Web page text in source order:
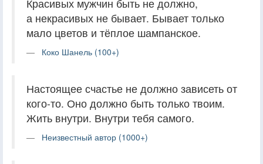
Красивых мужчин быть не должно,
а некрасивых не бывает. Бывает только
мало цветов и тёплое шампанское.
Коко Шанель (100+)
Настоящее счастье не должно зависеть от
кого-то. Оно должно быть только твоим.
Жить внутри. Внутри тебя самого.
Неизвестный автор (1000+)